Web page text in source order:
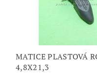
MATICE PLASTOVÁ
4,8X21,3